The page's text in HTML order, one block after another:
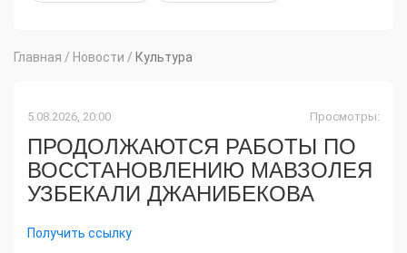
Главная / Новости / Культура
5.08.2026, 20:00 Просмотры:
ПРОДОЛЖАЮТСЯ РАБОТЫ ПО
ВОССТАНОВЛЕНИЮ МАВЗОЛЕЯ
УЗБЕКАЛИ ДЖАНИБЕКОВА
Получить ссылку